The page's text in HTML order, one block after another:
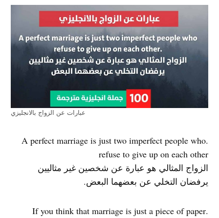
عبارات عن الزواج بالانجليزي
.A perfect marriage is just two imperfect people who
refuse to give up on each other
الزواج المثالي هو عبارة عن شخصين غير مثاليين
يرفضان التخلي عن بعضهما البعض.
.If you think that marriage is just a piece of paper